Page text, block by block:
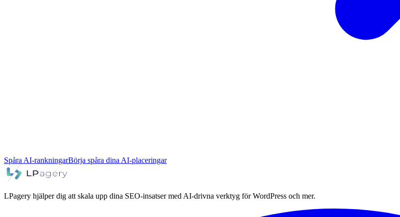
Spåra AI-rankningarBörja spåra dina AI-placeringar
LPagery hjälper dig att skala upp dina SEO-insatser med AI-drivna verktyg för WordPress och mer.